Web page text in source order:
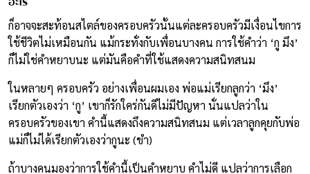
ก็อาจจะสะท้อนสไตล์ของครอบครัวนั้นแต่ละครอบครัวมีเงื่อนไขการ
ใช้ชีวิตไม่เหมือนกัน แม้กระทั่งกับเพื่อนบางคน การใช้คำว่า ‘กู มึง’
ก็ไม่ใช่คำหยาบนะ แต่มันคือคำที่ใช้แสดงความสนิทสนม
ในหลายๆ ครอบครัว อย่างเพื่อนผมเอง พ่อแม่เรียกลูกว่า ‘มึง’
เรียกตัวเองว่า ‘กู’ เขาก็รักใคร่กันดีไม่มีปัญหา นั่นแปลว่าใน
ครอบครัวของเขา คำนี้แสดงถึงความสนิทสนม แต่เวลาลูกคุยกับพ่อ
แม่ก็ไม่ได้เรียกตัวเองว่ากูนะ (ขำ)
ถ้าบางคนมองว่าการใช้คำนี้เป็นคำหยาบ คำไม่ดี แปลว่าการเลือก